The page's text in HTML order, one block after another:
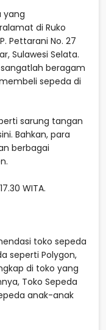
yang
di Ruko
Pettarani No. 27
Sulawesi Selata.
beragam
sepeda di
sarung tangan
Bahkan, para
berbagai
WITA.
toko sepeda
seperti Polygon,
di toko yang
Toko Sepeda
anak-anak